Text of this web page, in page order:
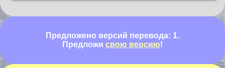
Предложено версий перевода: 1.
Предложи свою версию!